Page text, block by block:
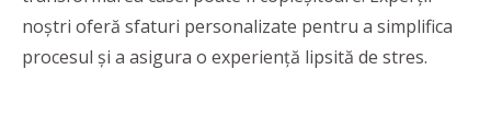
noștri oferă sfaturi personalizate pentru a simplifica
procesul și a asigura o experiență lipsită de stres.